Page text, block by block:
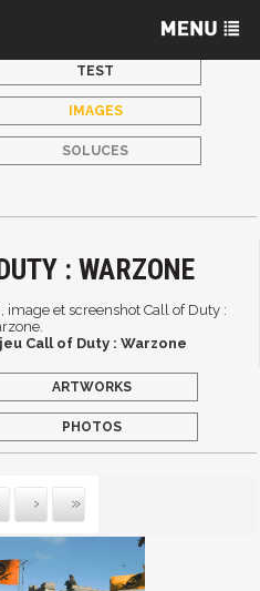
TEST
IMAGES
SOLUCES
: WARZONE
et screenshot Call of Duty :
Call of Duty : Warzone
ARTWORKS
PHOTOS